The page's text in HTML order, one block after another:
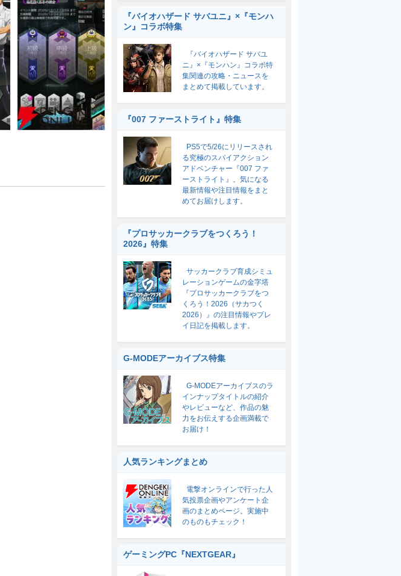
『バイオハザード サバユニ』×『モンハ
ン』コラボ特集
『バイオハザード サバユ
ニ』×『モンハン』コラボ特
集関連の攻略・ニュースを
まとめて掲載しています。
『007 ファーストライト』特集
PS5で5/26にリリースされ
る究極のスパイアクション
アドベンチャー『007 ファ
ーストライト』。気になる
最新情報や注目情報をまと
めてお届けします。
『プロサッカークラブをつくろう！
2026』特集
サッカークラブ育成シミュ
レーションゲームの金字塔
『プロサッカークラブをつ
くろう！2026（サカつく
2026）』の注目情報やプレ
イ日記を掲載します。
G-MODEアーカイブス特集
G-MODEアーカイブスのラ
インナップタイトルの紹介
やレビューなど、作品の魅
力をお伝えする企画満載で
お届け！
人気ランキングまとめ
電撃オンラインで行った人
気投票企画やアンケート企
画のまとめページ。実施中
のものもチェック！
ゲーミングPC『NEXTGEAR』